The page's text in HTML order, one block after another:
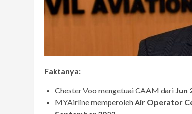
Faktanya:
Chester Voo mengetuai CAAM dari Jun
MYAirline memperolehAir Operator